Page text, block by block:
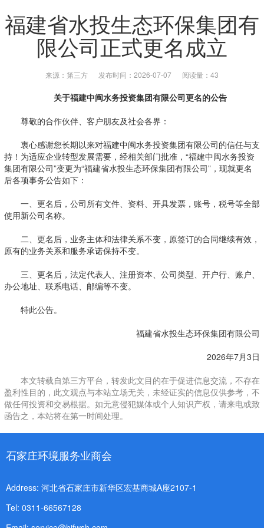
福建省水投生态环保集团有
限公司正式更名成立
来源：第三方 发布时间：2026-07-07 阅读量：43
关于福建中闽水务投资集团有限公司更名的公告
尊敬的合作伙伴、客户朋友及社会各界：
衷心感谢您长期以来对福建中闽水务投资集团有限公司的信任与支
持！为适应企业转型发展需要，经相关部门批准，“福建中闽水务投资
集团有限公司”变更为“福建省水投生态环保集团有限公司”，现就更名
后各项事务公告如下：
一、更名后，公司所有文件、资料、开具发票，账号，税号等全部
使用新公司名称。
二、更名后，业务主体和法律关系不变，原签订的合同继续有效，
原有的业务关系和服务承诺保持不变。
三、更名后，法定代表人、注册资本、公司类型、开户行、账户、
办公地址、联系电话、邮编等不变。
特此公告。
福建省水投生态环保集团有限公司
2026年7月3日
本文转载自第三方平台，转发此文目的在于促进信息交流，不存在
盈利性目的，此文观点与本站立场无关，未经证实的信息仅供参考，不
做任何投资和交易根据。如无意侵犯媒体或个人知识产权，请来电或致
函告之，本站将在第一时间处理。
石家庄环境服务业商会
Address: 河北省石家庄市新华区宏基商城A座2107-1
Tel: 0311-66567128